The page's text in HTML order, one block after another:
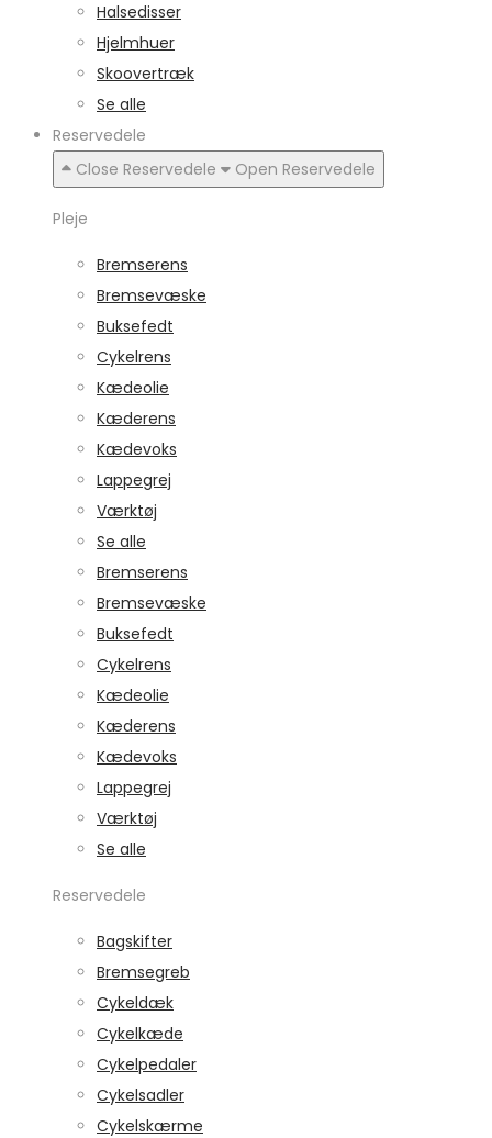
Halsedisser
Hjelmhuer
Skoovertræk
Se alle
Reservedele
Close Reservedele
Open Reservedele
Pleje
Bremserens
Bremsevæske
Buksefedt
Cykelrens
Kædeolie
Kæderens
Kædevoks
Lappegrej
Værktøj
Se alle
Bremserens
Bremsevæske
Buksefedt
Cykelrens
Kædeolie
Kæderens
Kædevoks
Lappegrej
Værktøj
Se alle
Reservedele
Bagskifter
Bremsegreb
Cykeldæk
Cykelkæde
Cykelpedaler
Cykelsadler
Cykelskærme